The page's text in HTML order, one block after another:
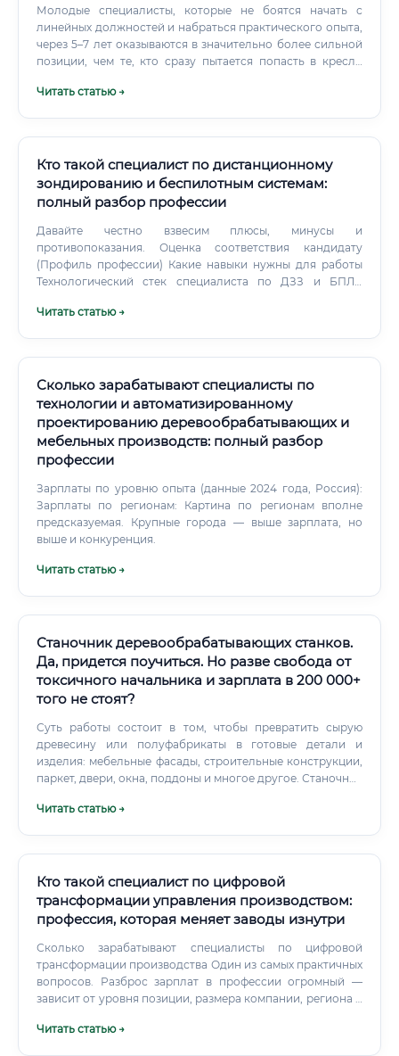
Молодые специалисты, которые не боятся начать с
линейных должностей и набраться практического опыта,
через 5–7 лет оказываются в значительно более сильной
позиции, чем те, кто сразу пытается попасть в кресло
тоже даёт вход в профессию.
Читать статью →
Кто такой специалист по дистанционному
зондированию и беспилотным системам:
полный разбор профессии
Давайте честно взвесим плюсы, минусы и
противопоказания. Оценка соответствия кандидату
(Профиль профессии) Какие навыки нужны для работы
Технологический стек специалиста по ДЗЗ и БПЛА
полупроводников и законами аэродинамики, так и с
Читать статью →
Сколько зарабатывают специалисты по
технологии и автоматизированному
проектированию деревообрабатывающих и
мебельных производств: полный разбор
профессии
Зарплаты по уровню опыта (данные 2024 года, Россия):
Зарплаты по регионам: Картина по регионам вполне
предсказуемая. Крупные города — выше зарплата, но
выше и конкуренция.
Читать статью →
Станочник деревообрабатывающих станков.
Да, придется поучиться. Но разве свобода от
токсичного начальника и зарплата в 200 000+
того не стоят?
Суть работы состоит в том, чтобы превратить сырую
древесину или полуфабрикаты в готовые детали и
изделия: мебельные фасады, строительные конструкции,
паркет, двери, окна, поддоны и многое другое. Станочник
продукции и обеспечивает бесперебойную работу
Читать статью →
Кто такой специалист по цифровой
трансформации управления производством:
профессия, которая меняет заводы изнутри
Сколько зарабатывают специалисты по цифровой
трансформации производства Один из самых практичных
вопросов. Разброс зарплат в профессии огромный —
зависит от уровня позиции, размера компании, региона и
Петербурге зарплаты выше среднероссийских на 30–50%.
Читать статью →